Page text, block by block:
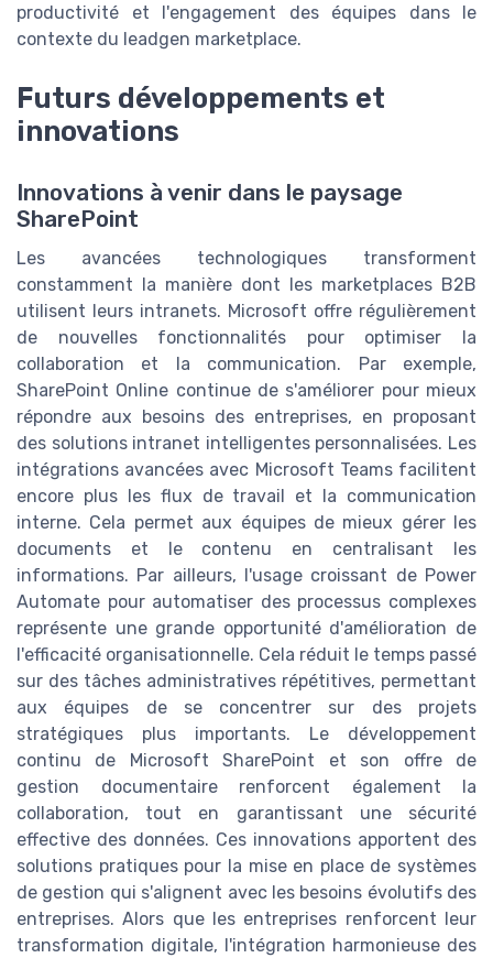
productivité et l'engagement des équipes dans le
contexte du leadgen marketplace.
Futurs développements et
innovations
Innovations à venir dans le paysage
SharePoint
Les avancées technologiques transforment
constamment la manière dont les marketplaces B2B
utilisent leurs intranets. Microsoft offre régulièrement
de nouvelles fonctionnalités pour optimiser la
collaboration et la communication. Par exemple,
SharePoint Online continue de s'améliorer pour mieux
répondre aux besoins des entreprises, en proposant
des solutions intranet intelligentes personnalisées. Les
intégrations avancées avec Microsoft Teams facilitent
encore plus les flux de travail et la communication
interne. Cela permet aux équipes de mieux gérer les
documents et le contenu en centralisant les
informations. Par ailleurs, l'usage croissant de Power
Automate pour automatiser des processus complexes
représente une grande opportunité d'amélioration de
l'efficacité organisationnelle. Cela réduit le temps passé
sur des tâches administratives répétitives, permettant
aux équipes de se concentrer sur des projets
stratégiques plus importants. Le développement
continu de Microsoft SharePoint et son offre de
gestion documentaire renforcent également la
collaboration, tout en garantissant une sécurité
effective des données. Ces innovations apportent des
solutions pratiques pour la mise en place de systèmes
de gestion qui s'alignent avec les besoins évolutifs des
entreprises. Alors que les entreprises renforcent leur
transformation digitale, l'intégration harmonieuse des